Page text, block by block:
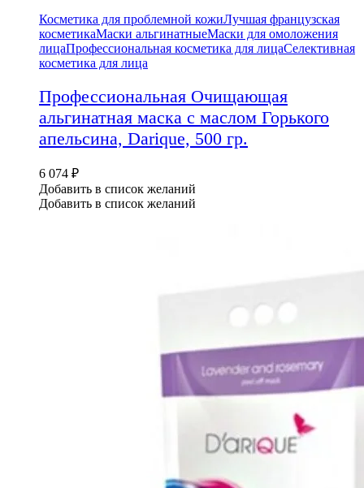
Косметика для проблемной кожиЛучшая французская
косметикаМаски альгинатныеМаски для омоложения
лицаПрофессиональная косметика для лицаСелективная
косметика для лица
Профессиональная Очищающая
альгинатная маска с маслом Горького
апельсина, Darique, 500 гр.
6 074 ₽
Добавить в список желаний
Добавить в список желаний